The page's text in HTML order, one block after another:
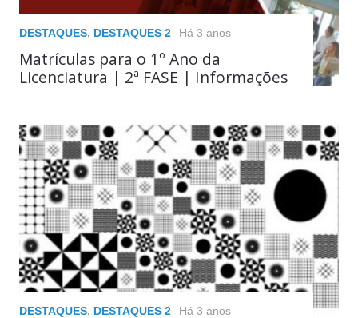
DESTAQUES, DESTAQUES 2 Há 3 anos
Matrículas para o 1º Ano da
Licenciatura | 2ª FASE | Informações
DESTAQUES, DESTAQUES 2 Há 3 anos